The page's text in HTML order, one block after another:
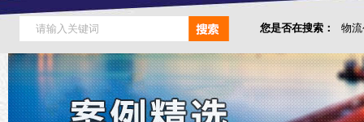
您是否在搜索： 物
仓储综合专业定制物